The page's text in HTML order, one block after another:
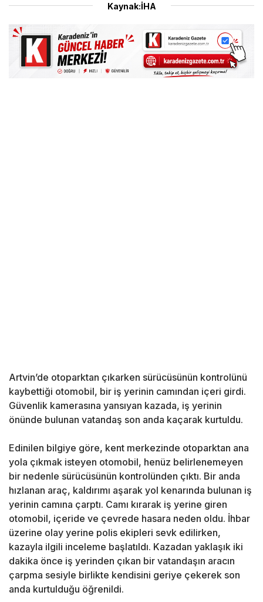
Kaynak:İHA
Artvin’de otoparktan çıkarken sürücüsünün kontrolünü
kaybettiği otomobil, bir iş yerinin camından içeri girdi.
Güvenlik kamerasına yansıyan kazada, iş yerinin
önünde bulunan vatandaş son anda kaçarak kurtuldu.
Edinilen bilgiye göre, kent merkezinde otoparktan ana
yola çıkmak isteyen otomobil, henüz belirlenemeyen
bir nedenle sürücüsünün kontrolünden çıktı. Bir anda
hızlanan araç, kaldırımı aşarak yol kenarında bulunan iş
yerinin camına çarptı. Camı kırarak iş yerine giren
otomobil, içeride ve çevrede hasara neden oldu. İhbar
üzerine olay yerine polis ekipleri sevk edilirken,
kazayla ilgili inceleme başlatıldı. Kazadan yaklaşık iki
dakika önce iş yerinden çıkan bir vatandaşın aracın
çarpma sesiyle birlikte kendisini geriye çekerek son
anda kurtulduğu öğrenildi.